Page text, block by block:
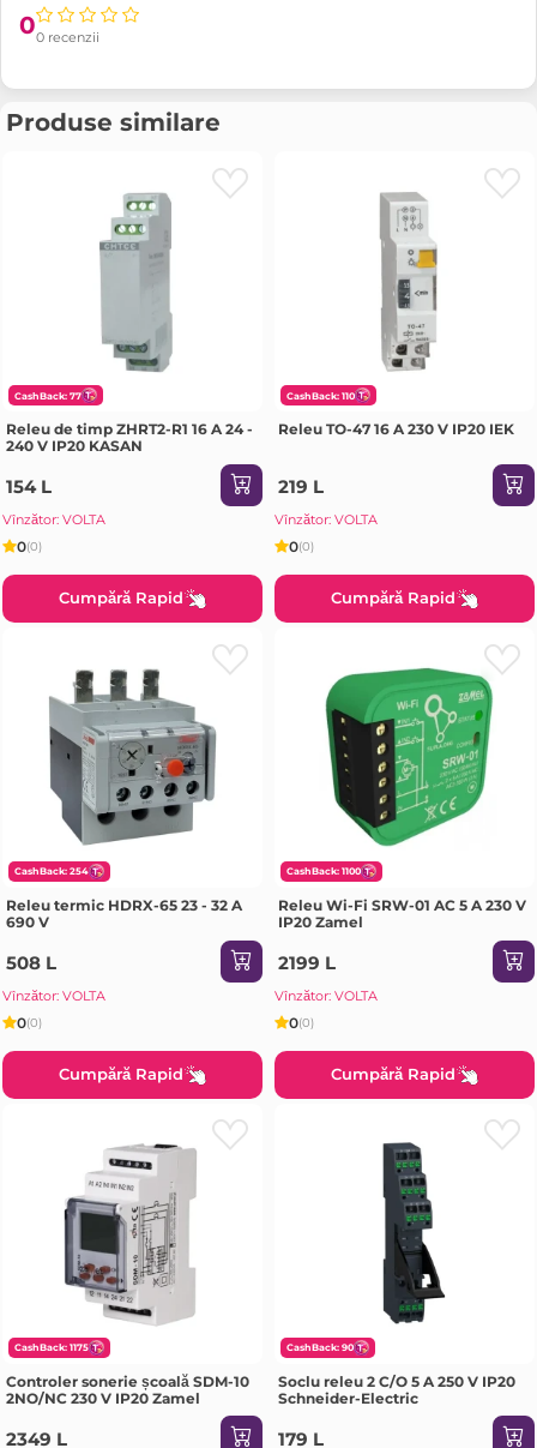
00 recenzii
Produse similare
CashBack: 77
Releu de timp ZHRT2-R1 16 A 24 -
240 V IP20 KASAN
154 L
Vînzător: VOLTA
0(0)
Cumpără Rapid
CashBack: 110
Releu TO-47 16 A 230 V IP20 IEK
219 L
Vînzător: VOLTA
0(0)
Cumpără Rapid
CashBack: 254
Releu termic HDRX-65 23 - 32 A
690 V
508 L
Vînzător: VOLTA
0(0)
Cumpără Rapid
CashBack: 1100
Releu Wi-Fi SRW-01 AC 5 A 230 V
IP20 Zamel
2199 L
Vînzător: VOLTA
0(0)
Cumpără Rapid
CashBack: 1175
Controler sonerie școală SDM-10
2NO/NC 230 V IP20 Zamel
2349 L
CashBack: 90
Soclu releu 2 C/O 5 A 250 V IP20
Schneider-Electric
179 L